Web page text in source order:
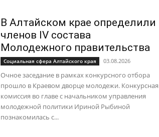
В Алтайском крае определили
членов IV состава
Молодежного правительства
Социальная сфера Алтайского края 03.08.2026
Очное заседание в рамках конкурсного отбора
прошло в Краевом дворце молодежи. Конкурсная
комиссия во главе с начальником управления
молодежной политики Ириной Рыбиной
познакомилась с...